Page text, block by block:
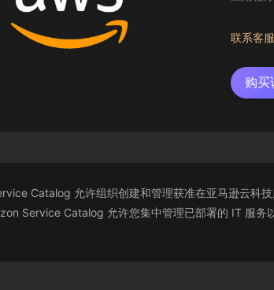
联系客
购买
Catalog 允许组织创建和管理获准在亚马逊云科
Service Catalog 允许您集中管理已部署的 IT 服务